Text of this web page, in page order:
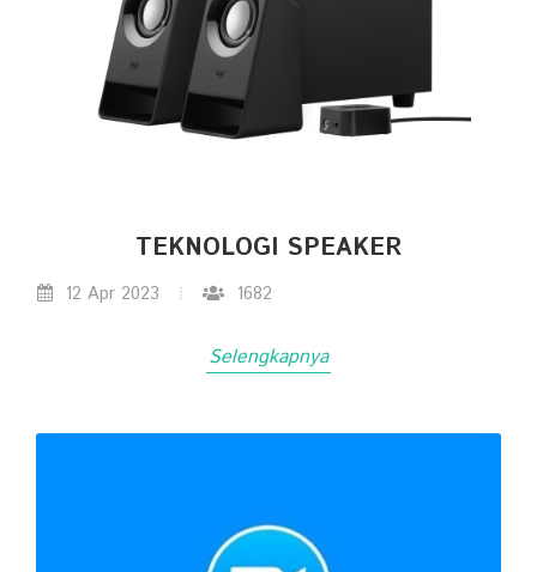
TEKNOLOGI SPEAKER
12 Apr 2023 1682
Selengkapnya